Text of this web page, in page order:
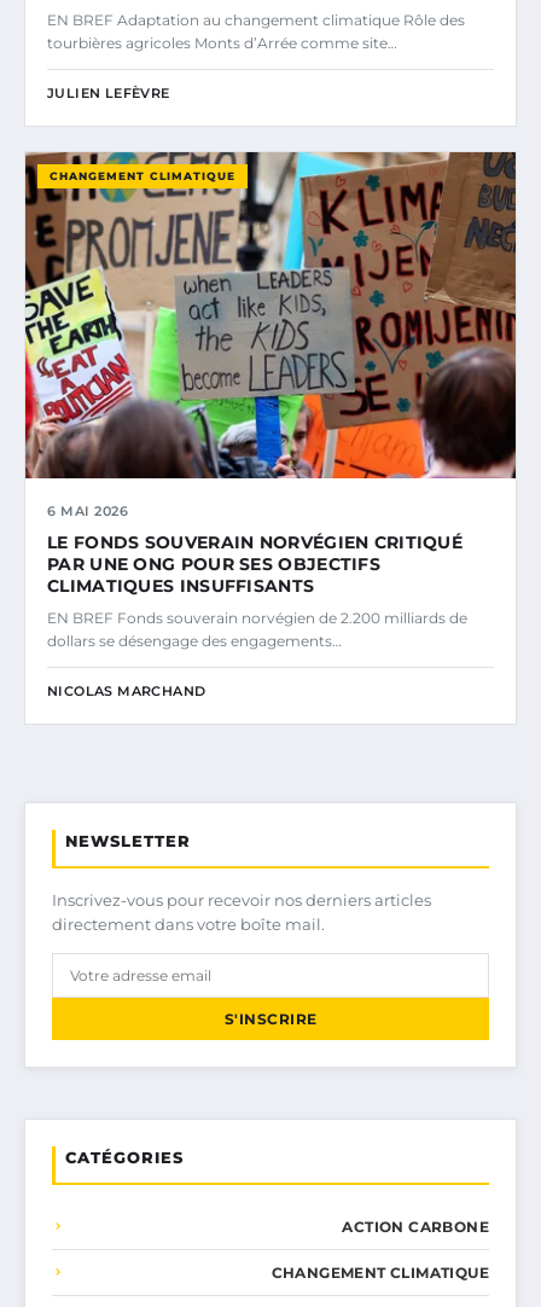
EN BREF Adaptation au changement climatique Rôle des
tourbières agricoles Monts d’Arrée comme site…
JULIEN LEFÈVRE
CHANGEMENT CLIMATIQUE
6 MAI 2026
LE FONDS SOUVERAIN NORVÉGIEN CRITIQUÉ
PAR UNE ONG POUR SES OBJECTIFS
CLIMATIQUES INSUFFISANTS
EN BREF Fonds souverain norvégien de 2.200 milliards de
dollars se désengage des engagements…
NICOLAS MARCHAND
NEWSLETTER
Inscrivez-vous pour recevoir nos derniers articles
directement dans votre boîte mail.
S'INSCRIRE
CATÉGORIES
ACTION CARBONE
CHANGEMENT CLIMATIQUE